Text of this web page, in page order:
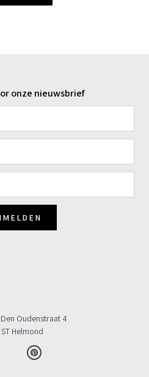
onze nieuwsbrief
Oudenstraat 4
Helmond